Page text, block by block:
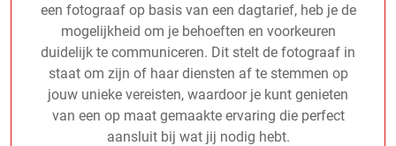
een fotograaf op basis van een dagtarief, heb je de
mogelijkheid om je behoeften en voorkeuren
duidelijk te communiceren. Dit stelt de fotograaf in
staat om zijn of haar diensten af te stemmen op
jouw unieke vereisten, waardoor je kunt genieten
van een op maat gemaakte ervaring die perfect
aansluit bij wat jij nodig hebt.